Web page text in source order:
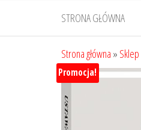
STRONA GŁÓWNA
Strona główna » Sklep
Promocja!